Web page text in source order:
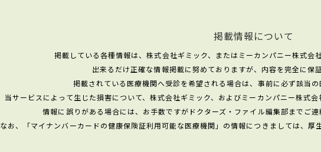
掲載情報について
掲載している各種情報は、株式会社ギミック、またはミーカンパニー株式会
出来るだけ正確な情報掲載に努めておりますが、内容を完全に保
掲載されている医療機関へ受診を希望される場合は、事前に必ず該当の
当サービスによって生じた損害について、株式会社ギミック、およびミーカンパニー株式
情報に誤りがある場合には、お手数ですがドクターズ・ファイル編集部までご連
なお、「マイナンバーカードの健康保険証利用可能な医療機関」の情報につきましては、厚